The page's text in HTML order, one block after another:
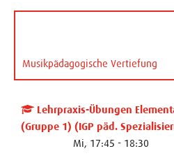
Musikpädagogische Vertiefung
Lehrpraxis-Übungen
(Gruppe 1) (IGP päd.
Mi, 17:45 - 18:30